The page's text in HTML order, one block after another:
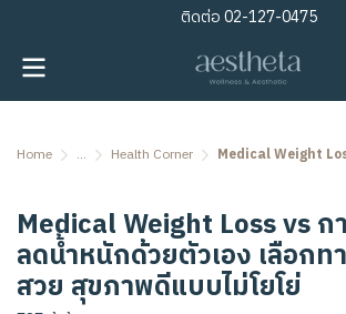
ติดต่อ02-127-0475
Home ... Health Corner Medical Weight Loss vs การอดอาหารลดน้ำหนักด้วย
Medical Weight Loss vs ก
ลดน้ำหนักด้วยตัวเอง เลือกท
สวย สุขภาพดีแบบไม่โยโย่